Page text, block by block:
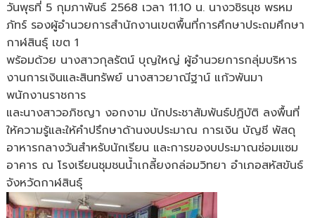
ความ
รู้
ให้
คำ
ปรึกษา
งบ
ประมาณ
การ
เงิน
บัญชี
วันพุธที่ 5 กุมภาพันธ์ 2568 เวลา 11.10 น. นางวชิรนุช พรหม
ภัทร์ รองผู้อำนวยการสำนักงานเขตพื้นที่การศึกษาประถมศึกษา
กาฬสินธุ์ เขต 1
พร้อมด้วย นางสาวกุลรัตน์ บุญใหญ่ ผู้อำนวยการกลุ่มบริหาร
งานการเงินและสินทรัพย์ นางสาวยาณีฐาน์ แก้วพันมา
พนักงานราชการ
และนางสาวอภิชญา งอกงาม นักประชาสัมพันธ์ปฏิบัติ ลงพื้นที่
ให้ความรู้และให้คำปรึกษาด้านงบประมาณ การเงิน บัญชี พัสดุ
อาหารกลางวันสำหรับนักเรียน และการของบประมาณซ่อมแซม
อาคาร ณ โรงเรียนชุมชนน้ำเกลี้ยงกล่อมวิทยา อำเภอสหัสขันธ์
จังหวัดกาฬสินธุ์